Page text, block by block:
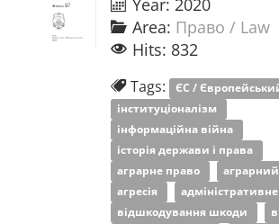
Year: 2020
Area: Право / Law
Hits: 832
Tags: ЄС /
інституціоналізм
інформаційна війна
історія держави і права
аграрне право
агресія
відшкодування шкоди